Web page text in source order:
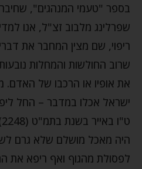
בספר "טעמי המנהגים",
שפרלינג מלבוב זצ"ל, אנו
ריפוי, שם מצין המחבר את
שרוב החולשות והמחלות
את אופיו או הרכבו של האדם.
ישראל אכלו במדבר – החל
היה מאכל מושלם שלא גרם
לפסולת מהגוף ואף ריפא את